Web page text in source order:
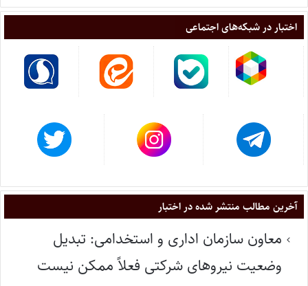
اختبار در شبکه‌های اجتماعی
آخرین مطالب منتشر شده در اختبار
معاون سازمان اداری و استخدامی: تبدیل
وضعیت نیروهای شرکتی فعلاً ممکن نیست